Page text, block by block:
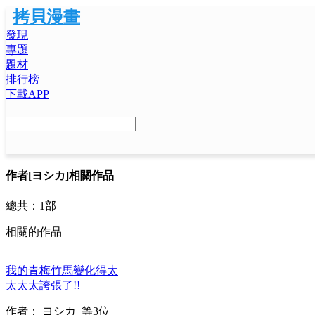
拷貝漫畫
發現
專題
題材
排行榜
下載APP
作者[ヨシカ]相關作品
總共： 1部
相關的作品
我的青梅竹馬變化得太
太太太誇張了!!
作者： ヨシカ 等3位